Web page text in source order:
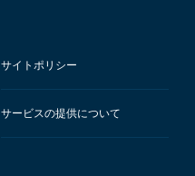
サイトポリシー
サービスの提供について